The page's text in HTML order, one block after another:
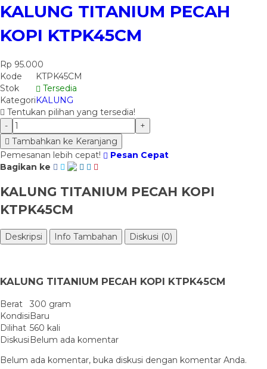
KALUNG TITANIUM PECAH
KOPI KTPK45CM
Rp 95.000
Kode
KTPK45CM
Stok
Tersedia
KategoriKALUNG
Tentukan pilihan yang tersedia!
-
+
Tambahkan ke Keranjang
Pemesanan lebih cepat!
Pesan Cepat
Bagikan ke
KALUNG TITANIUM PECAH KOPI
KTPK45CM
Deskripsi Info Tambahan Diskusi (0)
KALUNG TITANIUM PECAH KOPI KTPK45CM
Berat
300 gram
KondisiBaru
Dilihat 560 kali
Diskusi Belum ada komentar
Belum ada komentar, buka diskusi dengan komentar Anda.